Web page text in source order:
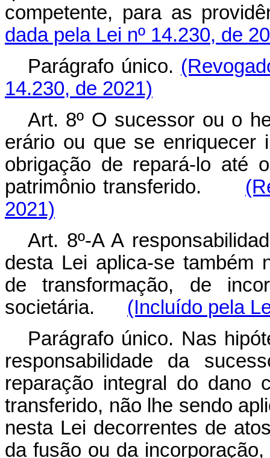
competente, para as
dada pela Lei nº 14.230, de
Parágrafo único.
14.230, de 2021)
Art. 8º O sucessor ou o
erário ou que se enriquecer
obrigação de repará-lo até
patrimônio transferido.
2021)
Art. 8º-A A
desta Lei aplica-se também
de transformação, de
societária. (Incluído pela
Parágrafo único. Nas
responsabilidade da
reparação integral do dano
transferido, não lhe sendo
nesta Lei decorrentes de
da fusão ou da